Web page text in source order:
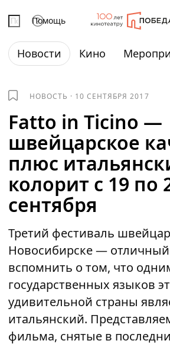
Помощь
Новости Кино
НОВОСТЬ · 10 СЕНТЯБРЯ 2017
Fatto in Ticino —
швейцарское
плюс
колорит с 19 по
сентября
Третий фестиваль
Новосибирске —
вспомнить о том, что
государственных языков
удивительной страны
итальянский.
фильма, снятые в